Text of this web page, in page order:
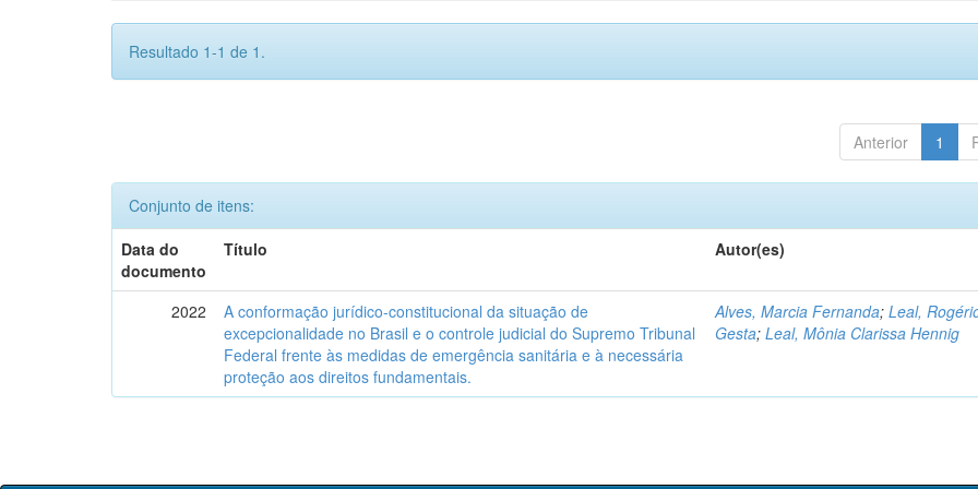
Resultado 1-1 de 1.
Anterior 1
Conjunto de itens:
Data do
documento
Título Autor(es)
2022
A conformação jurídico-constitucional da situação de
excepcionalidade no Brasil e o controle judicial do Supremo Tribunal
Federal frente às medidas de emergência sanitária e à necessária
proteção aos direitos fundamentais.
Alves, Marcia Fernanda;Leal,
Gesta;Leal, Mônia Clarissa Hennig